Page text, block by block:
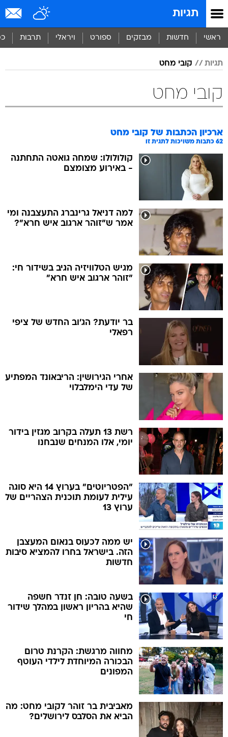
תגיות
ראשי חדשות מבזקים ספורט ויראלי תרבות
תגיות קובי מחט
קובי מחט
ארכיון הכתבות של קובי מחט
62 כתבות משויכות לתגית זו
קולולולו: שמחה גואטה התחתנה
- באירוע מצומצם
למה דניאל גרינברג התעצבנה ומי
אמר ש"זוהר ארגוב איש חרא"?
מגיש הטלוויזיה הגיב בשידור חי:
"זוהר ארגוב איש חרא"
בר יודעת? הג'וב החדש של ציפי
רפאלי
אחרי הגירושין: הריבאונד המפתיע
של עדי הימלבלוי
רשת 13 תעלה בקרוב מגזין בידור
יומי, אלו המנחים שנבחנו
"הפטריוטים" בערוץ 14 היא סוגה
עילית לעומת תוכנית הצהריים של
ערוץ 13
יש ממה לכעוס בנאום המעצבן
הזה. בישראל בחרו להמציא סיבות
חדשות
בשעה טובה: חן זנדר חשפה
שהיא בהריון ראשון במהלך שידור
חי
מחווה מרגשת: הקרנת טרום
הבכורה המיוחדת לילדי העוטף
המפונים
מאביבית בר זוהר לקובי מחט: מה
הביא את הסלבס לירושלים?